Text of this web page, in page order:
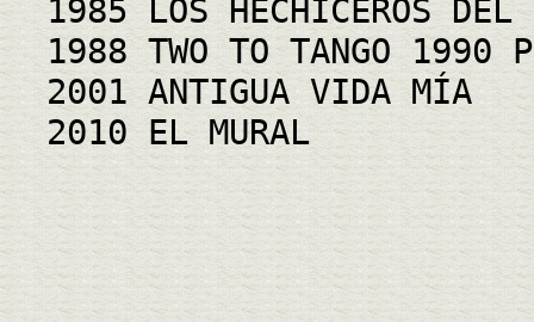
1985 LOS HECHICEROS DEL
1988 TWO TO TANGO 1990
2001 ANTIGUA VIDA MÍA
2010 EL MURAL